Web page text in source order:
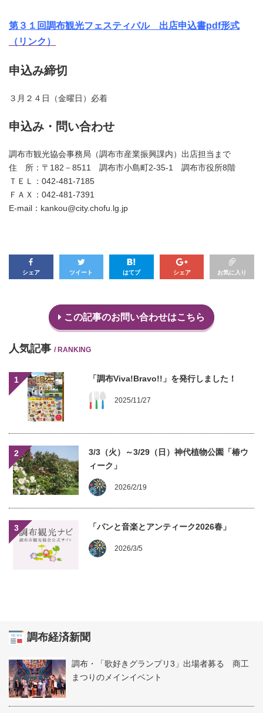
第３１回調布観光フェスティバル出店申込書pdf形式
（リンク）
申込み締切
３月２４日（金曜日）必着
申込み・問い合わせ
調布市観光協会事務局（調布市産業振興課内）出店担当まで
住 所：〒182－8511 調布市小島町2-35-1 調布市役所8階
ＴＥＬ：042-481-7185
ＦＡＸ：042-481-7391
E-mail：kankou@city.chofu.lg.jp
シェア ツイート はてブ シェア お気に入り
この記事のお問い合わせはこちら
人気記事 / RANKING
1 「調布Viva!Bravo!!」を発行しました！
2025/11/27
2
3/3（火）～3/29（日）神代植物公園「椿ウ
ィーク」
2026/2/19
3 「パンと音楽とアンティーク2026春」
2026/3/5
調布経済新聞
調布・「歌好きグランプリ3」出場者募る 商工
まつりのメインイベント